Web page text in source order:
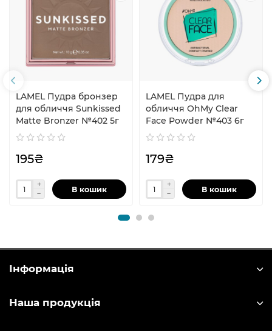
LAMEL Пудра бронзер
для обличчя Sunkissed
Matte Bronzer №402 5г
195₴
В кошик
LAMEL Пудра для
обличчя OhMy Clear
Face Powder №403 6г
179₴
В кошик
Інформація
Наша продукція